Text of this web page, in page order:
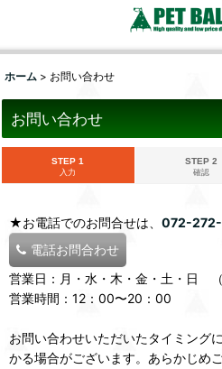
ホーム > お問い合わせ
お問い合わせ
STEP 1
入力
STEP 2
確認
★お電話でのお問合せは、 072-
電話お問合わせ
営業日：月・水・木・金・土・日 （
営業時間：12：00〜20：00
お問い合わせいただいたタイミング
かる場合がございます。あらかじめ